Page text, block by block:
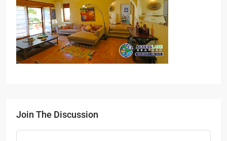
Join The Discussion